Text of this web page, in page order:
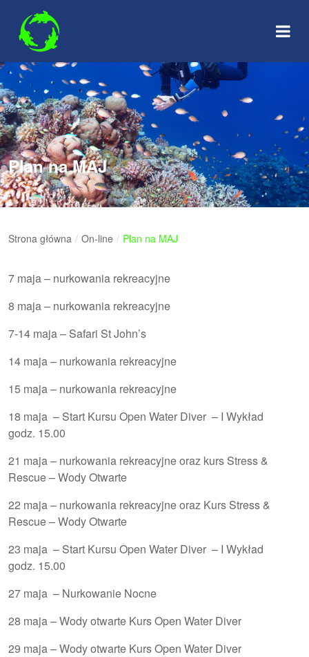
content
Plan na MAJ
Strona główna / On-line / Plan na MAJ
7 maja – nurkowania rekreacyjne
8 maja – nurkowania rekreacyjne
7-14 maja – Safari St John’s
14 maja – nurkowania rekreacyjne
15 maja – nurkowania rekreacyjne
18 maja – Start Kursu Open Water Diver – I Wykład
godz. 15.00
21 maja – nurkowania rekreacyjne oraz kurs Stress &
Rescue – Wody Otwarte
22 maja – nurkowania rekreacyjne oraz Kurs Stress &
Rescue – Wody Otwarte
23 maja – Start Kursu Open Water Diver – I Wykład
godz. 15.00
27 maja – Nurkowanie Nocne
28 maja – Wody otwarte Kurs Open Water Diver
29 maja – Wody otwarte Kurs Open Water Diver